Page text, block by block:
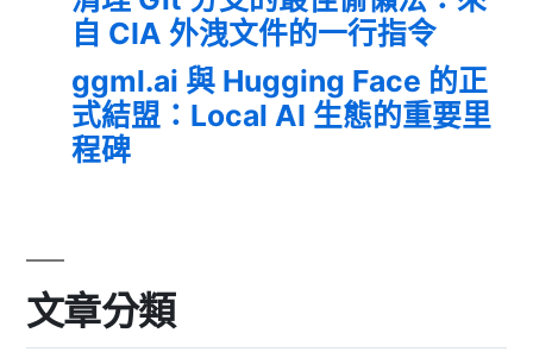
自 CIA 外洩文件的一行指令
ggml.ai 與 Hugging Face 的正
式結盟：Local AI 生態的重要里
程碑
文章分類